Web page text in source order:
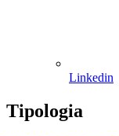
Linkedin
Tipologia